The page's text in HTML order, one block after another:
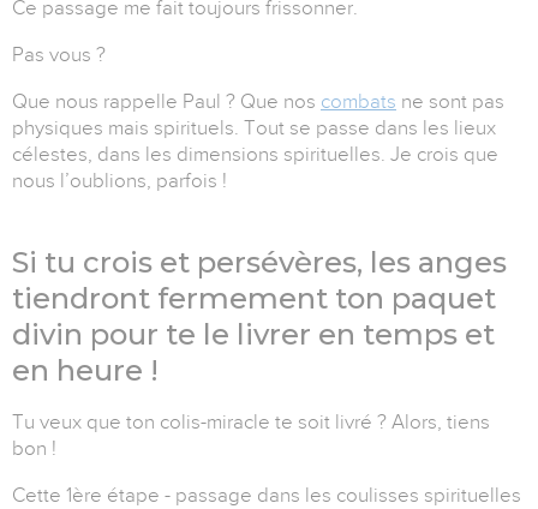
Ce passage me fait toujours frissonner.
Pas vous ?
Que nous rappelle Paul ? Que nos combats ne sont pas
physiques mais spirituels. Tout se passe dans les lieux
célestes, dans les dimensions spirituelles. Je crois que
nous l’oublions, parfois !
Si tu crois et persévères, les anges
tiendront fermement ton paquet
divin pour te le livrer en temps et
en heure !
Tu veux que ton colis-miracle te soit livré ? Alors, tiens
bon !
Cette 1ère étape - passage dans les coulisses spirituelles